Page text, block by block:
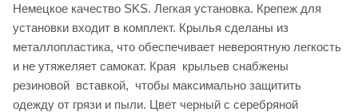
Немецкое качество SKS. Легкая установка. Крепеж для
установки входит в комплект. Крылья сделаны из
металлопластика, что обеспечивает невероятную легкость
и не утяжеляет самокат. Края крыльев снабжены
резиновой вставкой, чтобы максимально защитить
одежду от грязи и пыли. Цвет черный с серебряной